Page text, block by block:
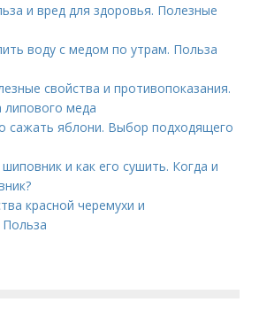
и вред для здоровья. Полезные
воду с медом по утрам. Польза
свойства и противопоказания.
липового меда
сажать яблони. Выбор подходящего
и как его сушить. Когда и
красной черемухи и